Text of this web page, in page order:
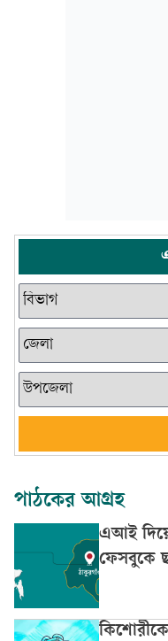
পাঠকের আগ্রহ
এআই
ফেসবুকে